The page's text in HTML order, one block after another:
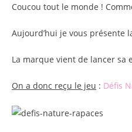
Coucou tout le monde !
Aujourd’hui je vous présente
La marque vient de lancer sa
On a donc reçu le jeu : Défis